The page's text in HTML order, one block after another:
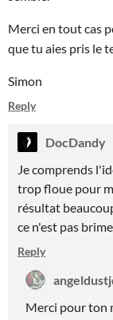
Merci en tout cas
que tu aies pris le
Simon
Reply
DocDandy
Je comprends
trop floue pour
résultat
ce n'est pas
Reply
Merci pour ton